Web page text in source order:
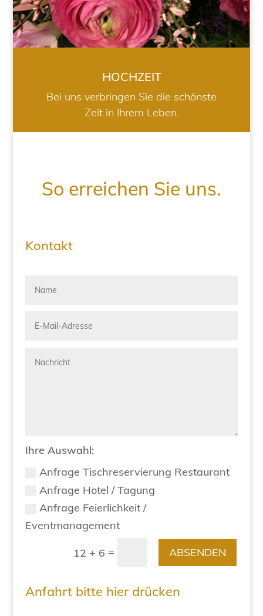
HOCHZEIT
Bei uns verbringen Sie die schönste
Zeit in Ihrem Leben.
So erreichen Sie uns.
Kontakt
Ihre Auswahl:
Anfrage Tischreservierung Restaurant
Anfrage Hotel / Tagung
Anfrage Feierlichkeit /
Eventmanagement
12 + 6 = ABSENDEN
Anfahrt bitte hier drücken